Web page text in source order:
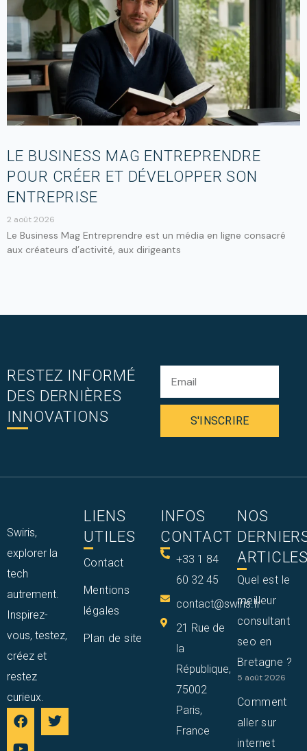
LE BUSINESS MAG ENTREPRENDRE
POUR CRÉER ET DÉVELOPPER SON
ENTREPRISE
2 août 2026
Le Business Mag Entreprendre est un média en ligne consacré
aux créateurs d’activité, aux dirigeants
RESTEZ INFORMÉ
DES DERNIÈRES
INNOVATIONS
S'INSCRIRE
Swiris,
explorer la
tech
autrement.
Inspirez-
vous, testez,
créez et
restez
curieux.
LIENS
UTILES
Contact
Mentions
légales
Plan de site
INFOS
CONTACT
+33 1 84
60 32 45
contact@swiris.fr
21 Rue de
la
République,
75002
Paris,
France
NOS
Quel est le
meilleur
consultant
seo en
Bretagne ?
5 août 2026
Comment
aller sur
internet